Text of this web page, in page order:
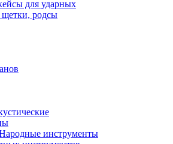
для ударных
щетки, родсы
инструменты